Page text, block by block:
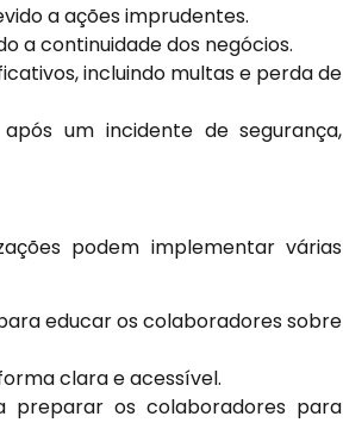
a ações imprudentes.
a continuidade dos negócios.
incluindo multas e perda de
um incidente de segurança,
podem implementar várias
educar os colaboradores sobre
clara e acessível.
preparar os colaboradores para